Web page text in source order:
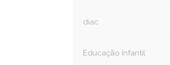
diac
Educação Infantil